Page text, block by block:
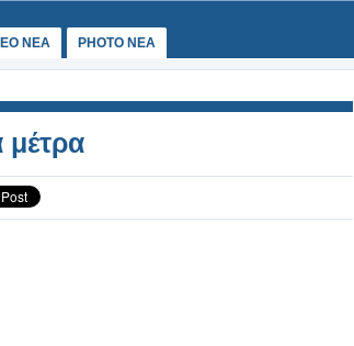
NEA PHOTO NEA